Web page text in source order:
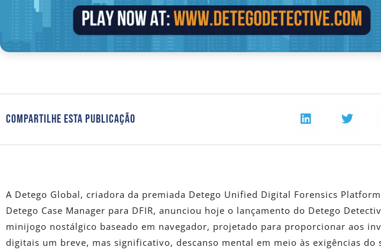
Compartilhe Esta Publicação
A Detego Global, criadora da premiada Detego Unified Digital Forensics
Detego Case Manager para DFIR, anunciou hoje o lançamento do Detego
minijogo nostálgico baseado em navegador, projetado para proporcionar aos
digitais um breve, mas significativo, descanso mental em meio às exigências do